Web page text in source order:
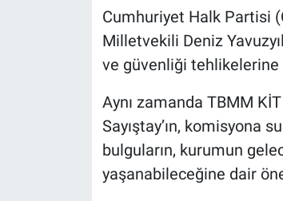
Cumhuriyet Halk Partisi
Milletvekili Deniz
ve güvenliği tehlikelerine
Aynı zamanda TBMM
Sayıştay’ın, komisyona
bulguların, kurumun
yaşanabileceğine dair